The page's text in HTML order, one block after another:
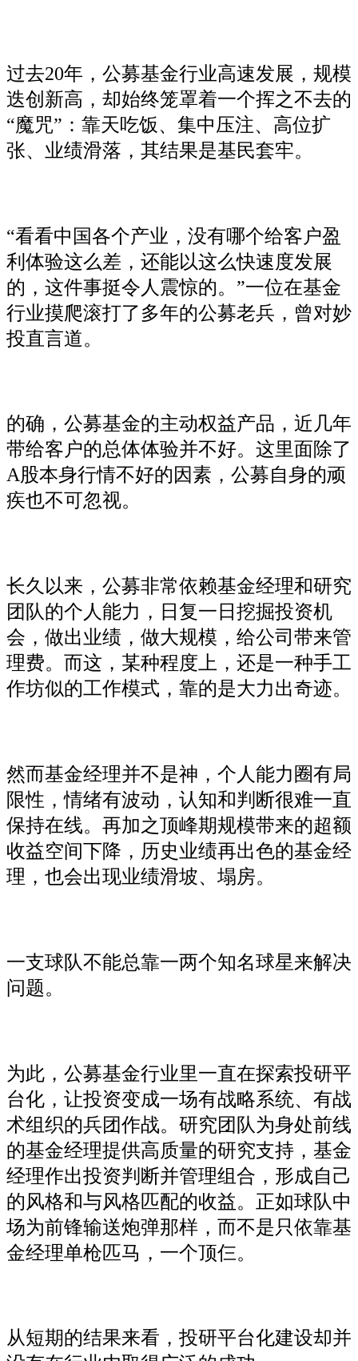
过去20年，公募基金行业高速发展，规模
迭创新高，却始终笼罩着一个挥之不去的
“魔咒”：靠天吃饭、集中压注、高位扩
张、业绩滑落，其结果是基民套牢。
“看看中国各个产业，没有哪个给客户盈
利体验这么差，还能以这么快速度发展
的，这件事挺令人震惊的。”一位在基金
行业摸爬滚打了多年的公募老兵，曾对妙
投直言道。
的确，公募基金的主动权益产品，近几年
带给客户的总体体验并不好。这里面除了
A股本身行情不好的因素，公募自身的顽
疾也不可忽视。
长久以来，公募非常依赖基金经理和研究
团队的个人能力，日复一日挖掘投资机
会，做出业绩，做大规模，给公司带来管
理费。而这，某种程度上，还是一种手工
作坊似的工作模式，靠的是大力出奇迹。
然而基金经理并不是神，个人能力圈有局
限性，情绪有波动，认知和判断很难一直
保持在线。再加之顶峰期规模带来的超额
收益空间下降，历史业绩再出色的基金经
理，也会出现业绩滑坡、塌房。
一支球队不能总靠一两个知名球星来解决
问题。
为此，公募基金行业里一直在探索投研平
台化，让投资变成一场有战略系统、有战
术组织的兵团作战。研究团队为身处前线
的基金经理提供高质量的研究支持，基金
经理作出投资判断并管理组合，形成自己
的风格和与风格匹配的收益。正如球队中
场为前锋输送炮弹那样，而不是只依靠基
金经理单枪匹马，一个顶仨。
从短期的结果来看，投研平台化建设却并